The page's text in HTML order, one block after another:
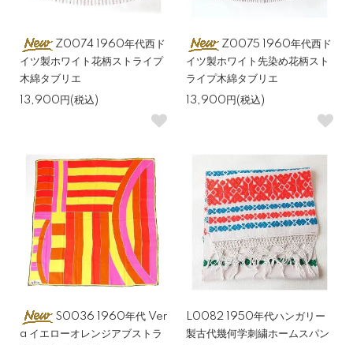
Z0074 1960年代西ド
イツ製ホワイト花柄ストライプ
木綿タブリエ
13,900円(税込)
Z0075 1960年代西ド
イツ製ホワイト先染め花柄スト
ライプ木綿タブリエ
13,900円(税込)
S0036 1960年代 Ver
a イエローオレンジアブストラ
L0082 1950年代ハンガリー
製古代幾何学刺繍ホームスパン